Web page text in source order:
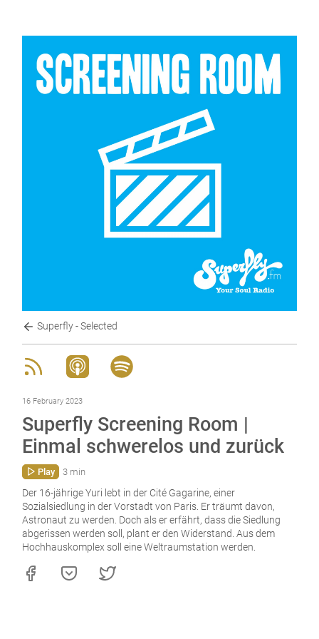
Superfly - Selected
16 February 2023
Superfly Screening Room |
Einmal schwerelos und zurück
Play 3 min
Der 16-jährige Yuri lebt in der Cité Gagarine, einer
Sozialsiedlung in der Vorstadt von Paris. Er träumt davon,
Astronaut zu werden. Doch als er erfährt, dass die Siedlung
abgerissen werden soll, plant er den Widerstand. Aus dem
Hochhauskomplex soll eine Weltraumstation werden.